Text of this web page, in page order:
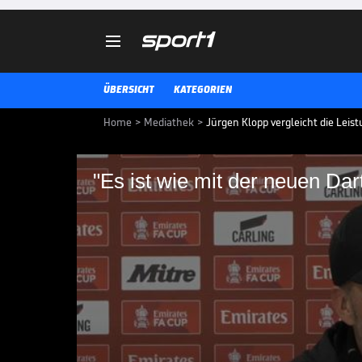

ÜBERSICHT KATEGORIEN
Home > Mediathek > Jürgen Klopp vergleicht die
"Es ist wie mit der neuen
"Es ist wie mit der
Jürgen Klopp hofft nach dem
dass die Öffentlichkeit wegen
übermütig wird und dem
INT. FUSSBALL